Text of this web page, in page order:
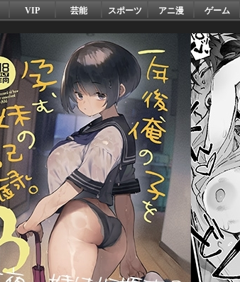
VIP 芸能 スポーツ アニ漫 ゲーム